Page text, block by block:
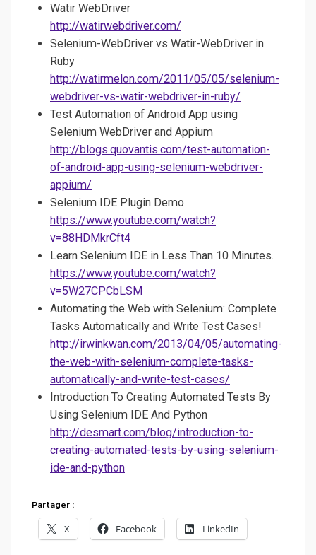
Watir WebDriver
http://watirwebdriver.com/
Selenium-WebDriver vs Watir-WebDriver in
Ruby
http://watirmelon.com/2011/05/05/selenium-
webdriver-vs-watir-webdriver-in-ruby/
Test Automation of Android App using
Selenium WebDriver and Appium
http://blogs.quovantis.com/test-automation-
of-android-app-using-selenium-webdriver-
appium/
Selenium IDE Plugin Demo
https://www.youtube.com/watch?
v=88HDMkrCft4
Learn Selenium IDE in Less Than 10 Minutes.
https://www.youtube.com/watch?
v=5W27CPCbLSM
Automating the Web with Selenium: Complete
Tasks Automatically and Write Test Cases!
http://irwinkwan.com/2013/04/05/automating-
the-web-with-selenium-complete-tasks-
automatically-and-write-test-cases/
Introduction To Creating Automated Tests By
Using Selenium IDE And Python
http://desmart.com/blog/introduction-to-
creating-automated-tests-by-using-selenium-
ide-and-python
Partager :
X Facebook LinkedIn